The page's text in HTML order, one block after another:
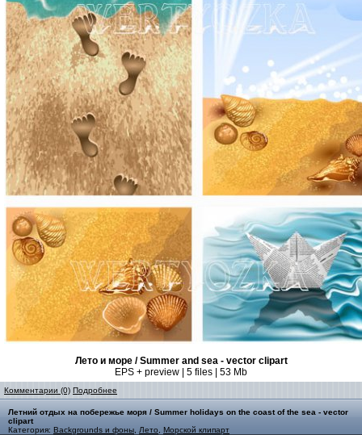
Лето и море / Summer and sea - vector clipart
EPS + preview | 5 files | 53 Mb
Комментарии (0) Подробнее
Летний отдых на побережье моря / Summer holidays on the coast of the sea - vector
clipart
Категория: Backgrounds и фоны Лето
Морской клипарт